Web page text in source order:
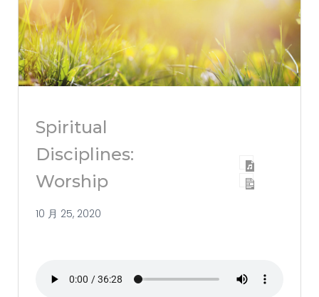
Spiritual
Disciplines:
Worship
10 月 25, 2020